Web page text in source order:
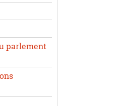
parlement